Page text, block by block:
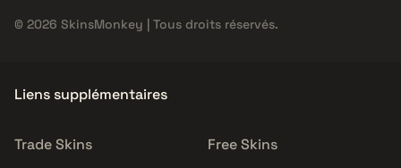
© 2026 SkinsMonkey | Tous droits réservés.
Liens supplémentaires
Trade Skins
Free Skins